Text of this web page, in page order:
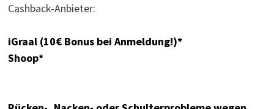
Cashback-Anbieter:
iGraal (10€ Bonus bei Anmeldung!)*
Shoop*